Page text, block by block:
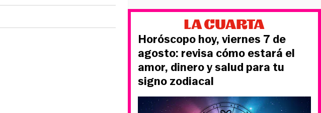
Horóscopo hoy, viernes 7 de
agosto: revisa cómo estará el
amor, dinero y salud para tu
signo zodiacal